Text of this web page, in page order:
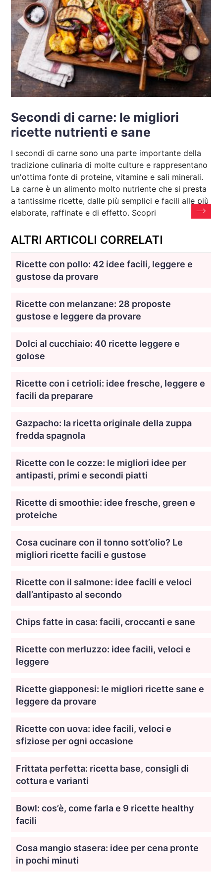
Secondi di carne: le migliori
ricette nutrienti e sane
I secondi di carne sono una parte importante della
tradizione culinaria di molte culture e rappresentano
un'ottima fonte di proteine, vitamine e sali minerali.
La carne è un alimento molto nutriente che si presta
a tantissime ricette, dalle più semplici e facili alle più
elaborate, raffinate e di effetto. Scopri
ALTRI ARTICOLI CORRELATI
Ricette con pollo: 42 idee facili, leggere e
gustose da provare
Ricette con melanzane: 28 proposte
gustose e leggere da provare
Dolci al cucchiaio: 40 ricette leggere e
golose
Ricette con i cetrioli: idee fresche, leggere e
facili da preparare
Gazpacho: la ricetta originale della zuppa
fredda spagnola
Ricette con le cozze: le migliori idee per
antipasti, primi e secondi piatti
Ricette di smoothie: idee fresche, green e
proteiche
Cosa cucinare con il tonno sott’olio? Le
migliori ricette facili e gustose
Ricette con il salmone: idee facili e veloci
dall’antipasto al secondo
Chips fatte in casa: facili, croccanti e sane
Ricette con merluzzo: idee facili, veloci e
leggere
Ricette giapponesi: le migliori ricette sane e
leggere da provare
Ricette con uova: idee facili, veloci e
sfiziose per ogni occasione
Frittata perfetta: ricetta base, consigli di
cottura e varianti
Bowl: cos’è, come farla e 9 ricette healthy
facili
Cosa mangio stasera: idee per cena pronte
in pochi minuti